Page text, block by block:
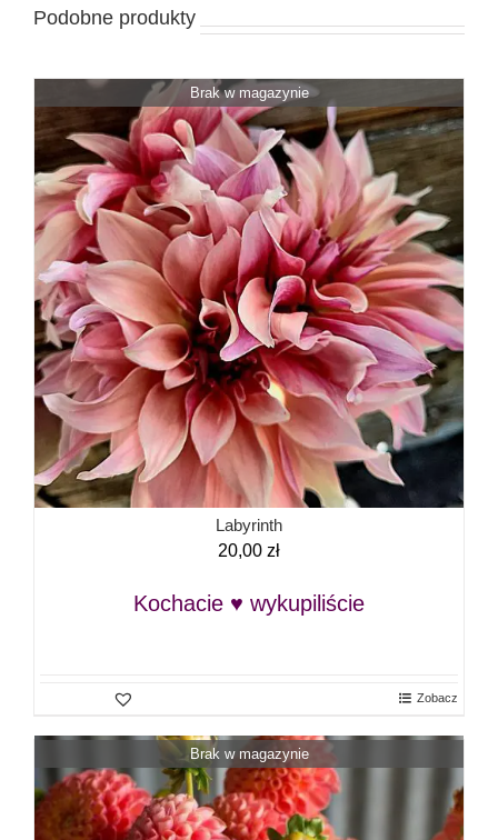
Podobne produkty
Brak w magazynie
Labyrinth
20,00 zł
Kochacie ♥ wykupiliście
Zobacz
Brak w magazynie